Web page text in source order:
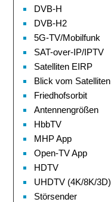
DVB-H
DVB-H2
5G-TV/Mobilfunk
SAT-over-IP/IPTV
Satelliten EIRP
Blick vom Satelliten
Friedhofsorbit
Antennengrößen
HbbTV
MHP App
Open-TV App
HDTV
UHDTV (4K/8K/3D)
Störsender